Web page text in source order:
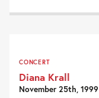
CONCERT
Diana Krall
November 25th, 1999